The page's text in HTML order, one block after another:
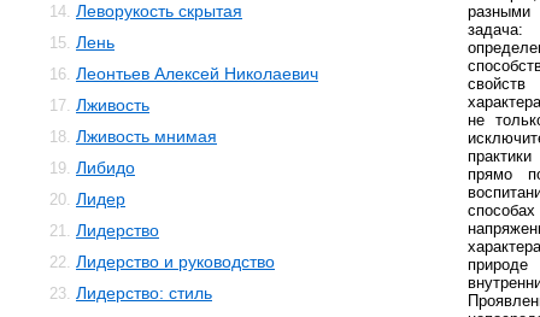
14. Леворукость скрытая
15. Лень
16. Леонтьев Алексей Николаевич
17. Лживость
18. Лживость мнимая
19. Либидо
20. Лидер
21. Лидерство
22. Лидерство и руководство
23. Лидерство: стиль
не
прямо